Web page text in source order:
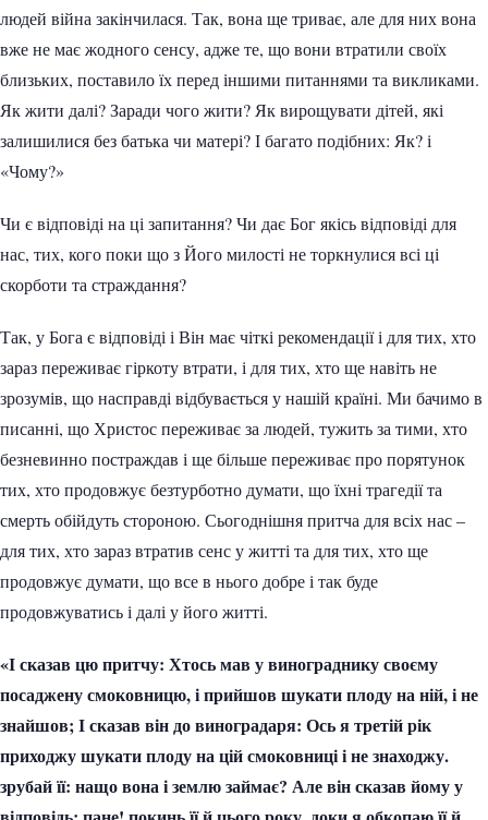
людей війна закінчилася. Так, вона ще триває, але для них вона
вже не має жодного сенсу, адже те, що вони втратили своїх
близьких, поставило їх перед іншими питаннями та викликами.
Як жити далі? Заради чого жити? Як вирощувати дітей, які
залишилися без батька чи матері? І багато подібних: Як? і
«Чому?»
Чи є відповіді на ці запитання? Чи дає Бог якісь відповіді для
нас, тих, кого поки що з Його милості не торкнулися всі ці
скорботи та страждання?
Так, у Бога є відповіді і Він має чіткі рекомендації і для тих, хто
зараз переживає гіркоту втрати, і для тих, хто ще навіть не
зрозумів, що насправді відбувається у нашій країні. Ми бачимо в
писанні, що Христос переживає за людей, тужить за тими, хто
безневинно постраждав і ще більше переживає про порятунок
тих, хто продовжує безтурботно думати, що їхні трагедії та
смерть обійдуть стороною. Сьогоднішня притча для всіх нас –
для тих, хто зараз втратив сенс у житті та для тих, хто ще
продовжує думати, що все в нього добре і так буде
продовжуватись і далі у його житті.
«І сказав цю притчу: Хтось мав у винограднику своєму
посаджену смоковницю, і прийшов шукати плоду на ній, і не
знайшов; І сказав він до виноградаря: Ось я третій рік
приходжу шукати плоду на цій смоковниці і не знаходжу.
зрубай її: нащо вона і землю займає? Але він сказав йому у